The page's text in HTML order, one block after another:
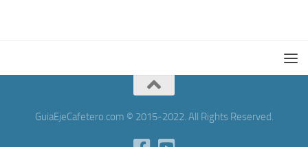
GuiaEjeCafetero.com © 2015-2022. All Rights Reserved.